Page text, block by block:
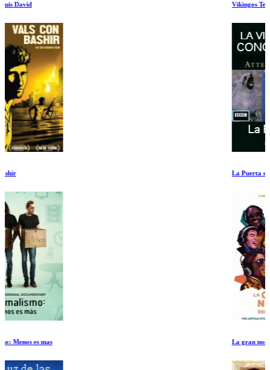
Vikingos Temporada 1 Ep 5-6
La gran noche del pop